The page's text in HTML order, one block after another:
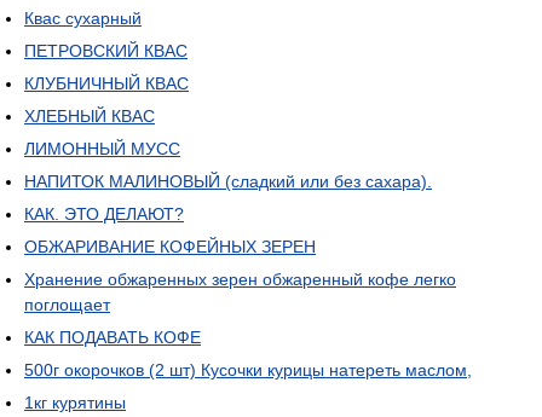
Квас сухарный
ПЕТРОВСКИЙ КВАС
КЛУБНИЧНЫЙ КВАС
ХЛЕБНЫЙ КВАС
ЛИМОННЫЙ МУСС
НАПИТОК МАЛИНОВЫЙ (сладкий или без сахара).
КАК. ЭТО ДЕЛАЮТ?
ОБЖАРИВАНИЕ КОФЕЙНЫХ ЗЕРЕН
Хранение обжаренных зерен обжаренный кофе легко
поглощает
КАК ПОДАВАТЬ КОФЕ
500г окорочков (2 шт) Кусочки курицы натереть маслом,
1кг курятины